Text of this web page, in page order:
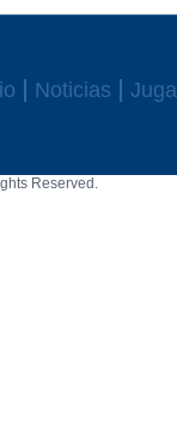
Noticias
Reserved.